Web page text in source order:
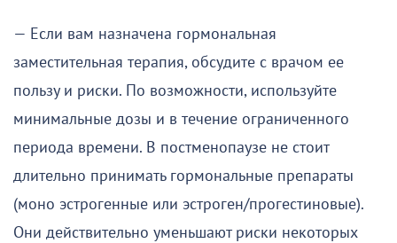
— Если вам назначена гормональная
заместительная терапия, обсудите с врачом ее
пользу и риски. По возможности, используйте
минимальные дозы и в течение ограниченного
периода времени. В постменопаузе не стоит
длительно принимать гормональные препараты
(моно эстрогенные или эстроген/прогестиновые).
Они действительно уменьшают риски некоторых